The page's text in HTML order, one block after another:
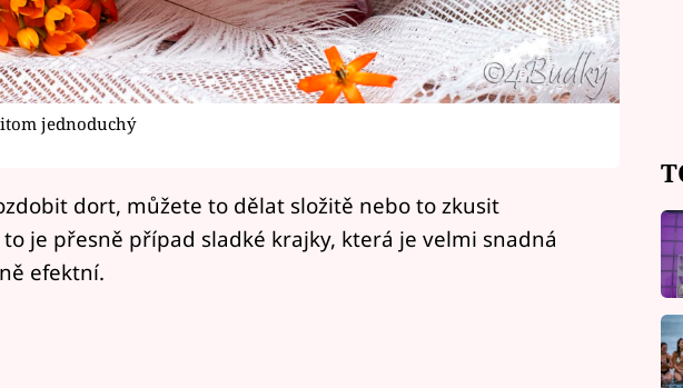
jednoduchý
dort, můžete to dělat složitě nebo to zkusit
je přesně případ sladké krajky, která je velmi snadná
efektní.